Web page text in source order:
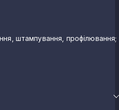
штампування, профілювання;